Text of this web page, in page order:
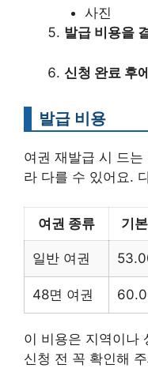
사진
발급 비용을
신청 완료 후
발급 비용
여권 재발급 시 드
라 다를 수 있어요.
여권 종류 기
일반 여권
48면 여권
이 비용은 지역이나
신청 전 꼭 확인해